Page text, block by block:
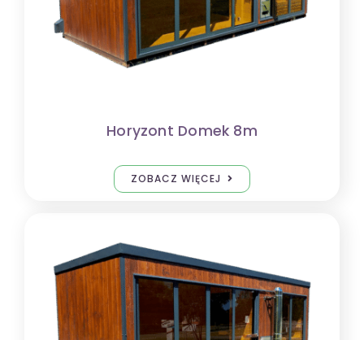
Horyzont Domek 8m
ZOBACZ WIĘCEJ